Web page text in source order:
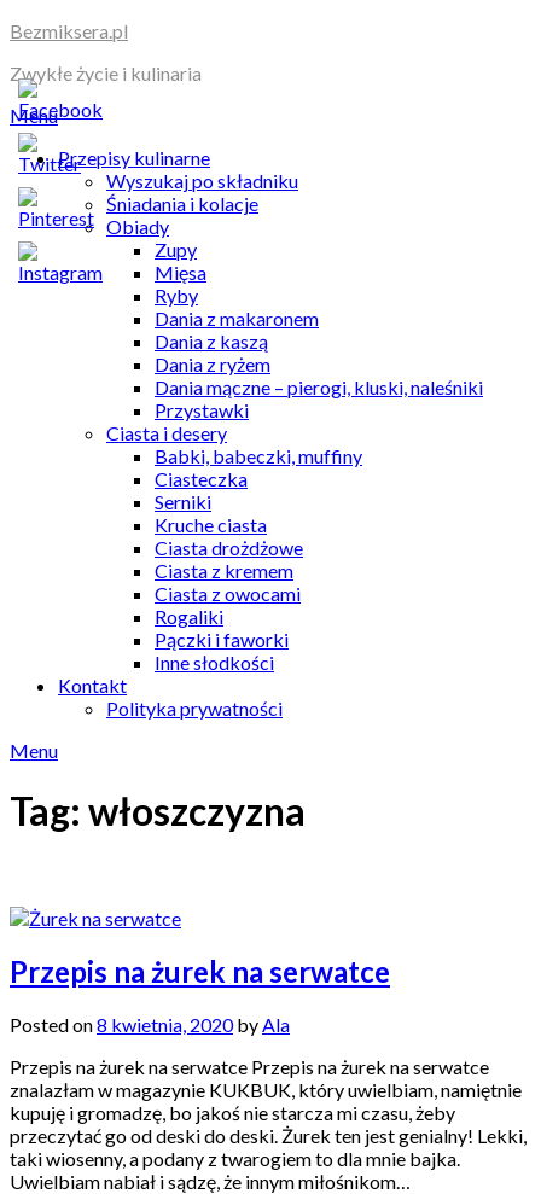
Skip
content
Bezmiksera.pl
Zwykłe życie i kulinaria
Menu
Przepisy kulinarne
Wyszukaj po składniku
Śniadania i kolacje
Obiady
Zupy
Mięsa
Ryby
Dania z makaronem
Dania z kaszą
Dania z ryżem
Dania mączne – pierogi, kluski, naleśniki
Przystawki
Ciasta i desery
Babki, babeczki, muffiny
Ciasteczka
Serniki
Kruche ciasta
Ciasta drożdżowe
Ciasta z kremem
Ciasta z owocami
Rogaliki
Pączki i faworki
Inne słodkości
Kontakt
Polityka prywatności
Menu
Tag: włoszczyzna
Przepis na żurek na serwatce
Posted on8 kwietnia, 2020by Ala
Przepis na żurek na serwatce Przepis na żurek na serwatce
znalazłam w magazynie KUKBUK, który uwielbiam, namiętnie
kupuję i gromadzę, bo jakoś nie starcza mi czasu, żeby
przeczytać go od deski do deski. Żurek ten jest genialny! Lekki,
taki wiosenny, a podany z twarogiem to dla mnie bajka.
Uwielbiam nabiał i sądzę, że innym miłośnikom…